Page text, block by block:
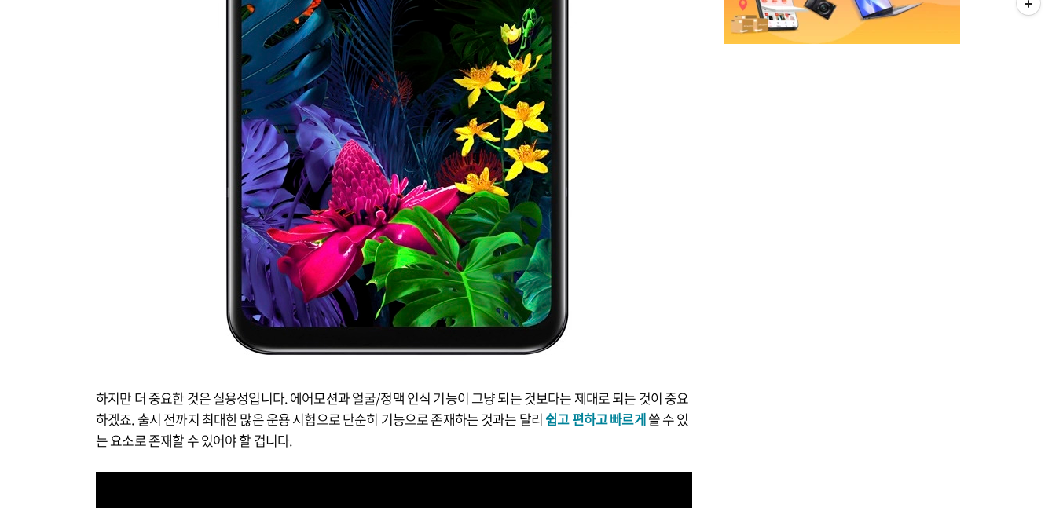
하지만 더 중요한 것은 실용성입니다. 에어모션과 얼굴/정맥 인식 기능이 그냥 되는 것보다는 제대로 되는 것이 중요
하겠죠. 출시 전까지 최대한 많은 운용 시험으로 단순히 기능으로 존재하는 것과는 달리 쉽고 편하고 빠르게쓸 수 있
는 요소로 존재할 수 있어야 할 겁니다.